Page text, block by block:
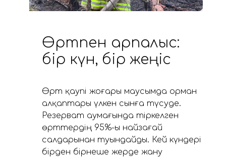
Өртпен арпалыс:
бір күн, бір жеңіс
Өрт қаупі жоғары маусымда орман
алқаптары үлкен сынға түсуде.
Резерват аумағында тіркелген
өрттердің 95%-ы найзағай
салдарынан туындайды. Кей күндері
бірден бірнеше жерде жану